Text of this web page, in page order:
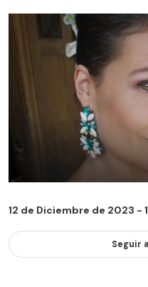
12 de Diciembre de 2023 -
Seguir